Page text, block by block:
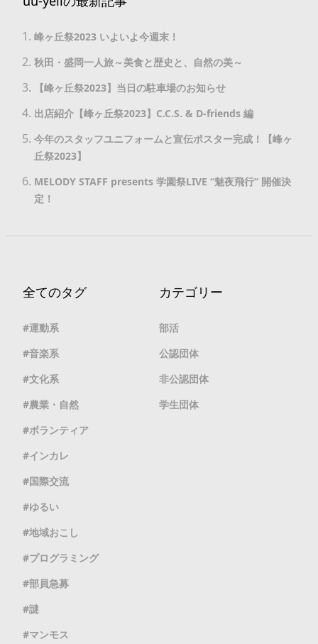
峰ヶ丘祭2023 いよいよ今週末！
秋田・盛岡一人旅～美食と歴史と、自然の美～
【峰ヶ丘祭2023】当日の駐車場のお知らせ
出店紹介【峰ヶ丘祭2023】C.C.S. & D-friends 編
今年のスタッフユニフォームと宣伝ポスター完成！【峰ヶ
丘祭2023】
MELODY STAFF presents 学園祭LIVE “魅夜飛行” 開催決
定！
全てのタグ
運動系
音楽系
文化系
農業・自然
ボランティア
インカレ
国際交流
ゆるい
地域おこし
プログラミング
部員急募
謎
マンモス
カテゴリー
部活
公認団体
非公認団体
学生団体